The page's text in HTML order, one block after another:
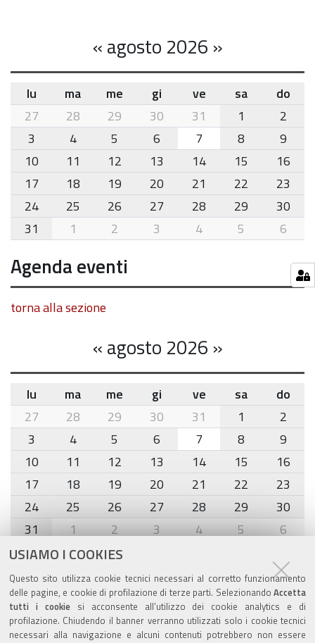
USIAMO I COOKIES
Questo sito utilizza cookie tecnici necessari al corretto funzionamento
delle pagine, e cookie di profilazione di terze parti. Selezionando Accetta
tutti i cookiesi acconsente all’utilizzo dei cookie analytics e di
profilazione. Chiudendo il banner verranno utilizzati solo i cookie tecnici
necessari alla navigazione e alcuni contenuti potrebbero non essere
«agosto 2026 »
month-
8
lu ma me gi ve sa
do
27
28 29 30 31 1
2
3
4 5 6 7 8
9
10
11 12 13 14 15
16
17
18 19 20 21 22
23
24
25 26 27 28 29
30
31
1 2 3 4 5 6
Agenda eventi
torna alla sezione
«agosto 2026 »
month-
8
lu ma me gi ve sa
do
27
28 29 30 31 1
2
3
4 5 6 7 8
9
10
11 12 13 14 15
16
17
18 19 20 21 22
23
24
25 26 27 28 29
30
31
1 2 3 4 5 6
Agenda eventi
torna alla sezione